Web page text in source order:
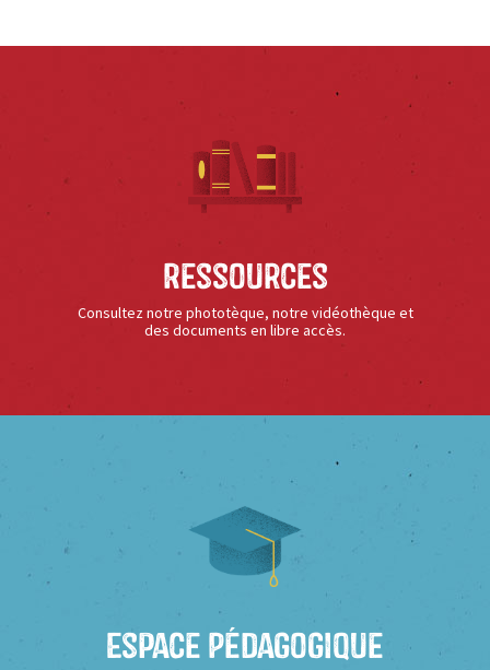
Ressources
Consultez notre phototèque, notre vidéothèque et
des documents en libre accès.
Espace Pédagogique